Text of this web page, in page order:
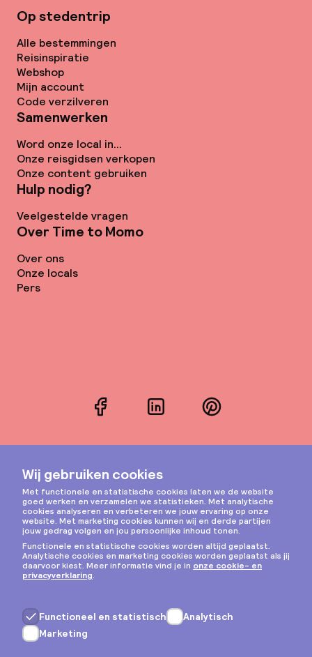
Op stedentrip
Alle bestemmingen
Reisinspiratie
Webshop
Mijn account
Code verzilveren
Samenwerken
Word onze local in...
Onze reisgidsen verkopen
Onze content gebruiken
Hulp nodig?
Veelgestelde vragen
Over Time to Momo
Over ons
Onze locals
Pers
FacebookLinkedInPinterest
Instagram
Privacy & cookies
Algemene voorwaarden